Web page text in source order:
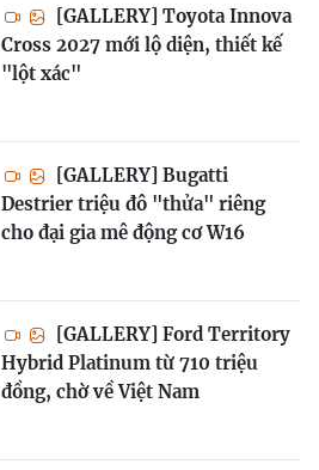
[GALLERY] Toyota Innova
Cross 2027 mới lộ diện, thiết kế
"lột xác"
[GALLERY] Bugatti
Destrier triệu đô "thửa" riêng
cho đại gia mê động cơ W16
[GALLERY] Ford Territory
Hybrid Platinum từ 710 triệu
đồng, chờ về Việt Nam